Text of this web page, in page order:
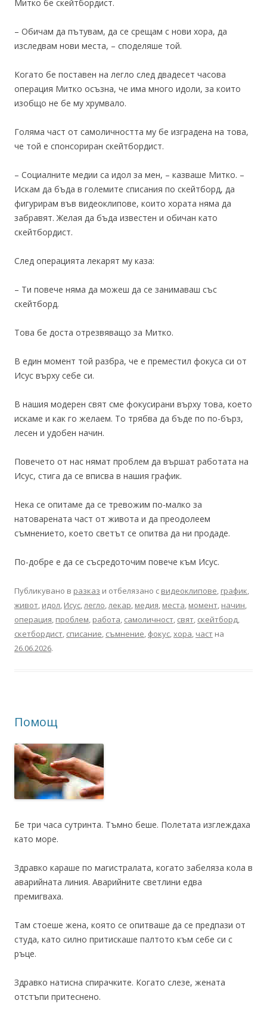
Митко бе скейтбордист.
– Обичам да пътувам, да се срещам с нови хора, да
изследвам нови места, – споделяше той.
Когато бе поставен на легло след двадесет часова
операция Митко осъзна, че има много идоли, за които
изобщо не бе му хрумвало.
Голяма част от самоличността му бе изградена на това,
че той е спонсориран скейтбордист.
– Социалните медии са идол за мен, – казваше Митко. –
Искам да бъда в големите списания по скейтборд, да
фигурирам във видеоклипове, които хората няма да
забравят. Желая да бъда известен и обичан като
скейтбордист.
След операцията лекарят му каза:
– Ти повече няма да можеш да се занимаваш със
скейтборд.
Това бе доста отрезвяващо за Митко.
В един момент той разбра, че е преместил фокуса си от
Исус върху себе си.
В нашия модерен свят сме фокусирани върху това, което
искаме и как го желаем. То трябва да бъде по по-бърз,
лесен и удобен начин.
Повечето от нас нямат проблем да вършат работата на
Исус, стига да се вписва в нашия график.
Нека се опитаме да се тревожим по-малко за
натоварената част от живота и да преодолеем
съмнението, което светът се опитва да ни продаде.
По-добре е да се съсредоточим повече към Исус.
Публикувано в разказ и отбелязано с видеоклипове, график,
живот, идол, Исус,легло,лекар, медия, места, момент, начин,
операция, проблем, работа, самоличност, свят, скейтборд,
скетбордист, списание, съмнение, фокус,хора, част на
26.06.2026.
Помощ
Бе три часа сутринта. Тъмно беше. Полетата изглеждаха
като море.
Здравко караше по магистралата, когато забеляза кола в
аварийната линия. Аварийните светлини едва
премигваха.
Там стоеше жена, която се опитваше да се предпази от
студа, като силно притискаше палтото към себе си с
ръце.
Здравко натисна спирачките. Когато слезе, жената
отстъпи притеснено.